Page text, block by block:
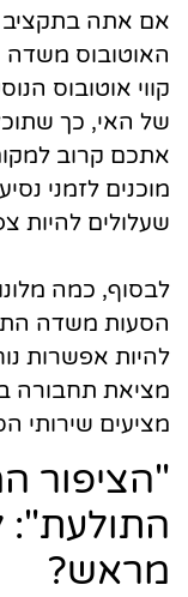
אם אתה בתקציב
האוטובוס משדה
קווי אוטובוס
של האי, כך
אתכם קרוב
מוכנים לזמני
שעלולים להיות
לבסוף, כמה
הסעות משדה
להיות אפשרות
מציאת תחבורה
מציעים שירותי
"הציפור
התולעת":
מראש?